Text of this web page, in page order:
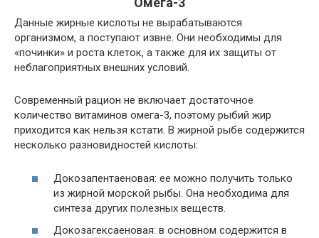
Данные жирные кислоты не вырабатываются
организмом, а поступают извне. Они необходимы для
«починки» и роста клеток, а также для их защиты от
неблагоприятных внешних условий.
Современный рацион не включает достаточное
количество витаминов омега-3, поэтому рыбий жир
приходится как нельзя кстати. В жирной рыбе содержится
несколько разновидностей кислоты:
Докозапентаеновая: ее можно получить только
из жирной морской рыбы. Она необходима для
синтеза других полезных веществ.
Докозагексаеновая: в основном содержится в